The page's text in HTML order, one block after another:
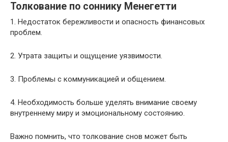
Толкование по соннику Менегетти
1. Недостаток бережливости и опасность финансовых
проблем.
2. Утрата защиты и ощущение уязвимости.
3. Проблемы с коммуникацией и общением.
4. Необходимость больше уделять внимание своему
внутреннему миру и эмоциональному состоянию.
Важно помнить, что толкование снов может быть